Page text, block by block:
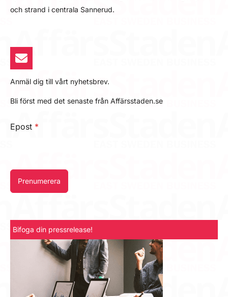
och strand i centrala Sannerud.
Anmäl dig till vårt nyhetsbrev.
Bli först med det senaste från Affärsstaden.se
Epost *
Prenumerera
Bifoga din pressrelease!